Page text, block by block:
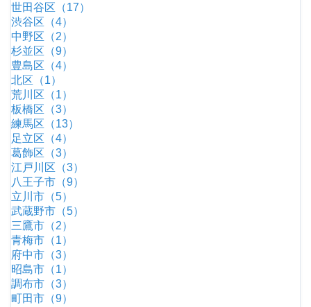
世田谷区（17）
渋谷区（4）
中野区（2）
杉並区（9）
豊島区（4）
北区（1）
荒川区（1）
板橋区（3）
練馬区（13）
足立区（4）
葛飾区（3）
江戸川区（3）
八王子市（9）
立川市（5）
武蔵野市（5）
三鷹市（2）
青梅市（1）
府中市（3）
昭島市（1）
調布市（3）
町田市（9）